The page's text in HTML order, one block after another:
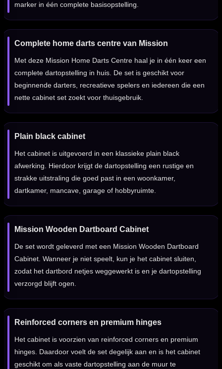
marker in één complete basisopstelling.
Complete home darts centre van Mission
Met deze Mission Home Darts Centre haal je in één keer een
complete dartopstelling in huis. De set is geschikt voor
beginnende darters, recreatieve spelers en iedereen die een
nette cabinet set zoekt voor thuisgebruik.
Plain black cabinet
Het cabinet is uitgevoerd in een klassieke plain black
afwerking. Hierdoor krijgt de dartopstelling een rustige en
strakke uitstraling die goed past in een woonkamer,
dartkamer, mancave, garage of hobbyruimte.
Mission Wooden Dartboard Cabinet
De set wordt geleverd met een Mission Wooden Dartboard
Cabinet. Wanneer je niet speelt, kun je het cabinet sluiten,
zodat het dartbord netjes weggewerkt is en je dartopstelling
verzorgd blijft ogen.
Reinforced corners en premium hinges
Het cabinet is voorzien van reinforced corners en premium
hinges. Daardoor voelt de set degelijk aan en is het cabinet
geschikt om als vaste dartopstelling aan de muur te